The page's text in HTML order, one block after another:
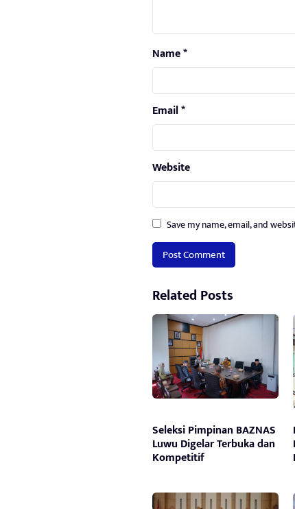
Name*
Email*
Website
Save my name, email, and
Related Posts
Seleksi Pimpinan BAZNAS
Luwu Digelar Terbuka dan
Kompetitif